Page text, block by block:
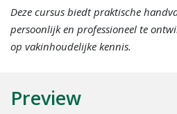
Deze cursus biedt praktische
persoonlijk en professioneel te
op vakinhoudelijke kennis.
Preview